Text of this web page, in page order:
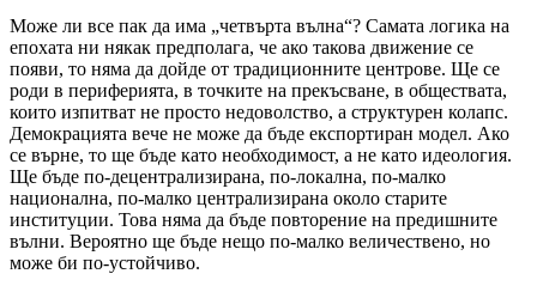
Може ли все пак да има „четвърта вълна“? Самата логика на
епохата ни някак предполага, че ако такова движение се
появи, то няма да дойде от традиционните центрове. Ще се
роди в периферията, в точките на прекъсване, в обществата,
които изпитват не просто недоволство, а структурен колапс.
Демокрацията вече не може да бъде експортиран модел. Ако
се върне, то ще бъде като необходимост, а не като идеология.
Ще бъде по-децентрализирана, по-локална, по-малко
национална, по-малко централизирана около старите
институции. Това няма да бъде повторение на предишните
вълни. Вероятно ще бъде нещо по-малко величествено, но
може би по-устойчиво.